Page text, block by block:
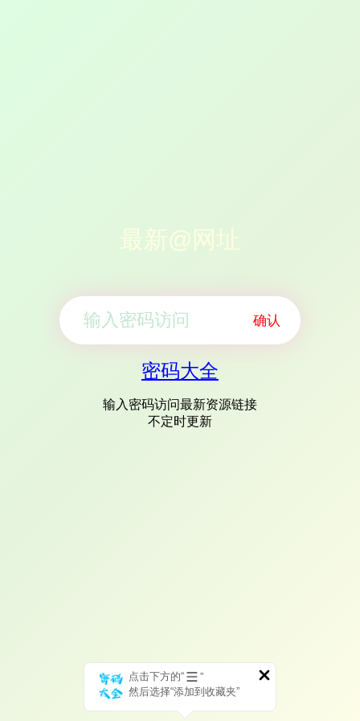
最新@网址
确认
密码大全
输入密码访问最新资源链接
不定时更新
点击下方的“
”
然后选择“添加到收藏夹”